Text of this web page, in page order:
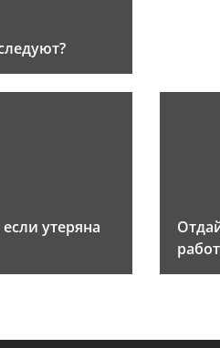
утеряна